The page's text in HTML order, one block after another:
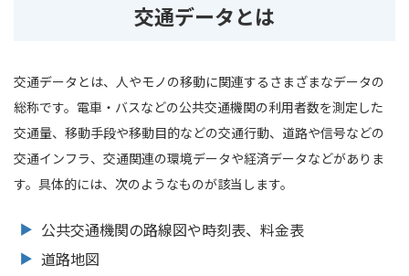
交通データとは
交通データとは、人やモノの移動に関連するさまざまなデータの
総称です。電車・バスなどの公共交通機関の利用者数を測定した
交通量、移動手段や移動目的などの交通行動、道路や信号などの
交通インフラ、交通関連の環境データや経済データなどがありま
す。具体的には、次のようなものが該当します。
公共交通機関の路線図や時刻表、料金表
道路地図